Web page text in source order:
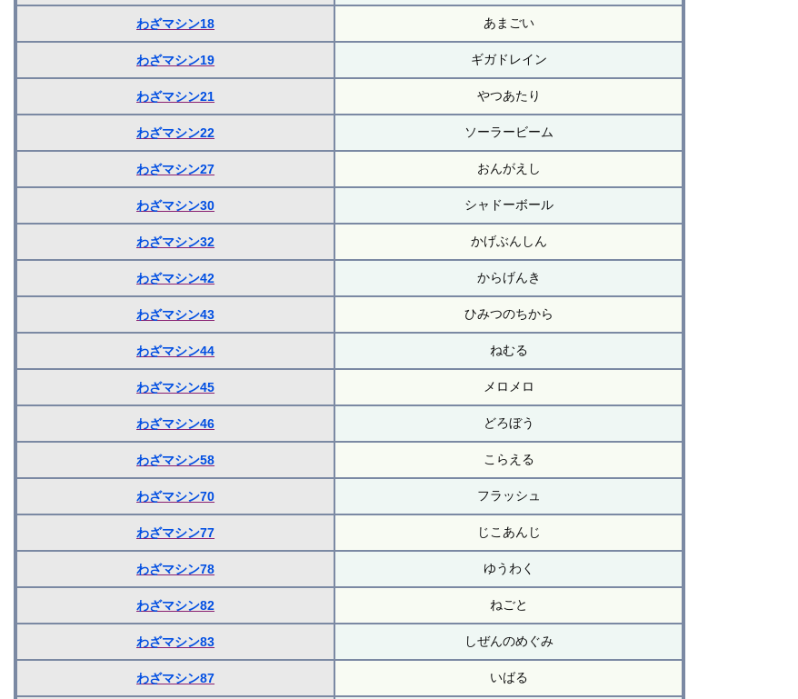
わざマシン18 あまごい
わざマシン19 ギガドレイン
わざマシン21 やつあたり
わざマシン22 ソーラービーム
わざマシン27 おんがえし
わざマシン30 シャドーボール
わざマシン32 かげぶんしん
わざマシン42 からげんき
わざマシン43 ひみつのちから
わざマシン44 ねむる
わざマシン45 メロメロ
わざマシン46 どろぼう
わざマシン58 こらえる
わざマシン70 フラッシュ
わざマシン77 じこあんじ
わざマシン78 ゆうわく
わざマシン82 ねごと
わざマシン83 しぜんのめぐみ
わざマシン87 いばる